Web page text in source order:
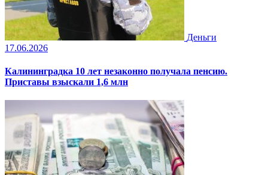
Деньги
17.06.2026
Калининградка 10 лет незаконно получала пенсию.
Приставы взыскали 1,6 млн